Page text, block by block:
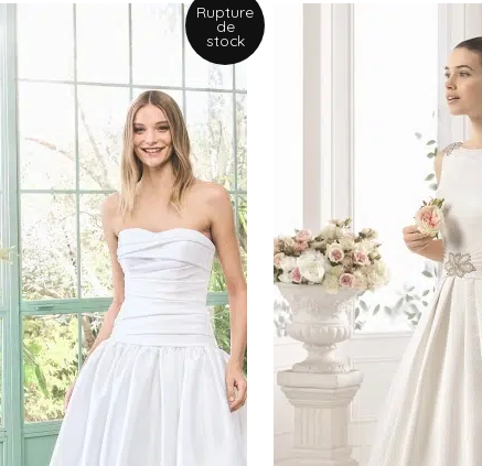
Rupture
de
stock